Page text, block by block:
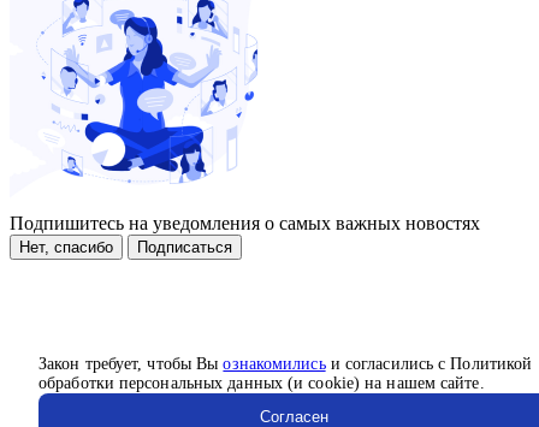
Закон требует, чтобы Выознакомилисьи согласились с Политикой
обработки персональных данных (и cookie) на нашем сайте.
Согласен
Подпишитесь на уведомления о самых важных новостях
Нет, спасибо Подписаться